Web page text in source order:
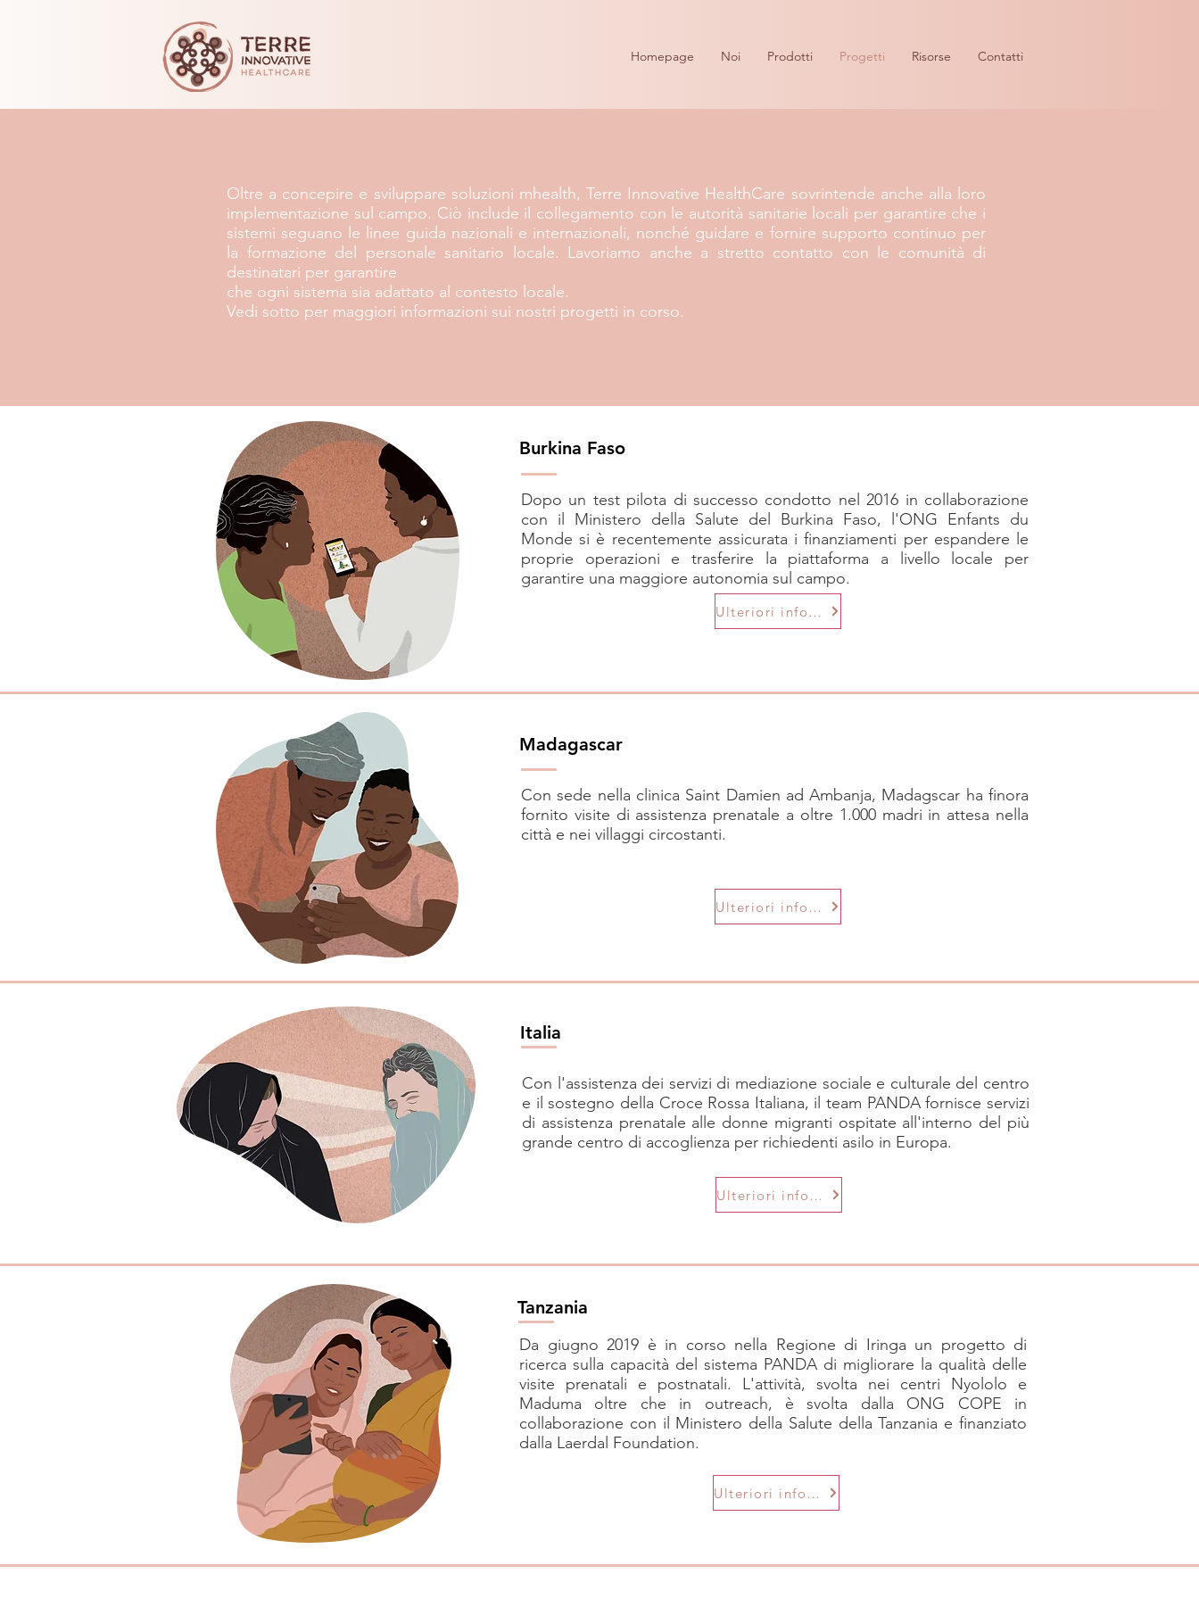
Homepage Noi Prodotti Progetti Risorse Contatti
Oltre a concepire e sviluppare soluzioni mhealth, Terre Innovative HealthCare sovrintende anche alla loro
implementazione sul campo. Ciò include il collegamento con le autorità sanitarie locali per garantire che i
sistemi seguano le linee guida nazionali e internazionali, nonché guidare e fornire supporto continuo per
la formazione del personale sanitario locale. Lavoriamo anche a stretto contatto con le comunità di
destinatari per garantire
che ogni sistema sia adattato al contesto locale.
Vedi sotto per maggiori informazioni sui nostri progetti in corso.
Burkina Faso
Dopo un test pilota di successo condotto nel 2016 in collaborazione
con il Ministero della Salute del Burkina Faso, l'ONG Enfants du
Monde si è recentemente assicurata i finanziamenti per espandere le
proprie operazioni e trasferire la piattaforma a livello locale per
garantire una maggiore autonomia sul campo.
Ulteriori informazioni
Madagascar
Con sede nella clinica Saint Damien ad Ambanja, Madagscar ha finora
fornito visite di assistenza prenatale a oltre 1.000 madri in attesa nella
città e nei villaggi circostanti.
Ulteriori informazioni
Tanzania
Da giugno 2019 è in corso nella Regione di Iringa un progetto di
ricerca sulla capacità del sistema PANDA di migliorare la qualità delle
visite prenatali e postnatali. L'attività, svolta nei centri Nyololo e
Maduma oltre che in outreach, è svolta dalla ONG COPE in
collaborazione con il Ministero della Salute della Tanzania e finanziato
dalla Laerdal Foundation.
Ulteriori informazioni
Italia
Con l'assistenza dei servizi di mediazione sociale e culturale del centro
e il sostegno della Croce Rossa Italiana, il team PANDA fornisce servizi
di assistenza prenatale alle donne migranti ospitate all'interno del più
grande centro di accoglienza per richiedenti asilo in Europa.
Ulteriori informazioni